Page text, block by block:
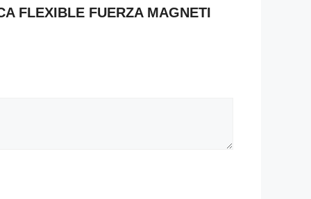
FLEXIBLE FUERZA MAGNETI